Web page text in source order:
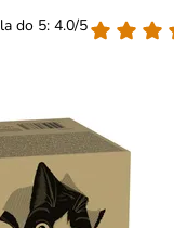
do 5: 4.0/5